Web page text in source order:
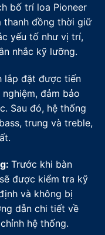
bố trí loa Pioneer
thanh đồng thời giữ
yếu tố như vị trí,
nhắc kỹ lưỡng.
lắp đặt được tiến
đảm bảo
Sau đó, hệ thống
trung và treble,
Trước khi bàn
được kiểm tra kỹ
và không bị
dẫn chi tiết về
hệ thống.